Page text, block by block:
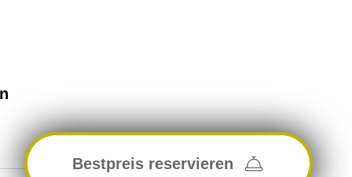
Bestpreis reservieren